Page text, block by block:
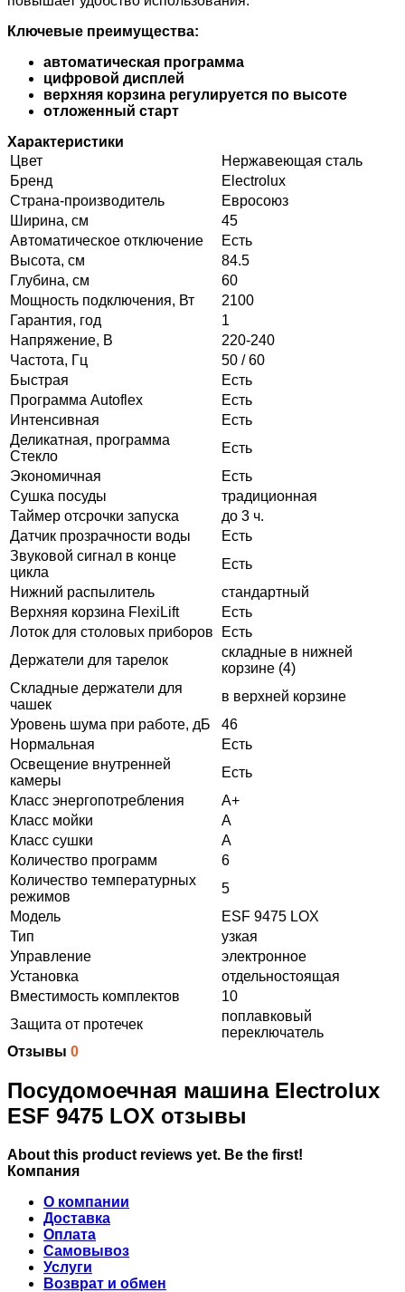
Ключевые преимущества:
автоматическая программа
цифровой дисплей
верхняя корзина регулируется по высоте
отложенный старт
Характеристики
Цвет
Нержавеющая сталь
Бренд
Electrolux
Страна-производитель
Евросоюз
Ширина, см
45
Автоматическое отключение
Есть
Высота, см
84.5
Глубина, см
60
Мощность подключения, Вт
2100
Гарантия, год
1
Напряжение, В
220-240
Частота, Гц
50 / 60
Быстрая
Есть
Программа Autoflex
Есть
Интенсивная
Есть
Деликатная, программа
Стекло
Есть
Экономичная
Есть
Сушка посуды
традиционная
Таймер отсрочки запуска
до 3 ч.
Датчик прозрачности воды
Есть
Звуковой сигнал в конце
цикла
Есть
Нижний распылитель
стандартный
Верхняя корзина FlexiLift
Есть
Лоток для столовых приборов
Есть
Держатели для тарелок
складные в нижней
корзине (4)
Складные держатели для
чашек
в верхней корзине
Уровень шума при работе, дБ
46
Нормальная
Есть
Освещение внутренней
камеры
Есть
Класс энергопотребления
A+
Класс мойки
A
Класс сушки
A
Количество программ
6
Количество температурных
режимов
5
Модель
ESF 9475 LOX
Тип
узкая
Управление
электронное
Установка
отдельностоящая
Вместимость комплектов
10
Защита от протечек
поплавковый
переключатель
Отзывы 0
Посудомоечная машина Electrolux
ESF 9475 LOX отзывы
About this product reviews yet. Be the first!
Компания
О компании
Доставка
Оплата
Самовывоз
Услуги
Возврат и обмен